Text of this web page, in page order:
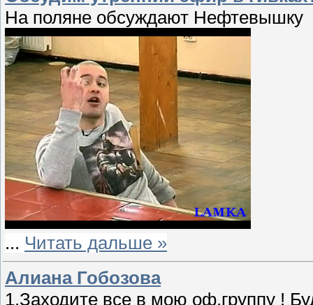
На поляне обсуждают Нефтевышку
... Читать дальше »
Алиана Гобозова
1.Заходите все в мою оф.группу !